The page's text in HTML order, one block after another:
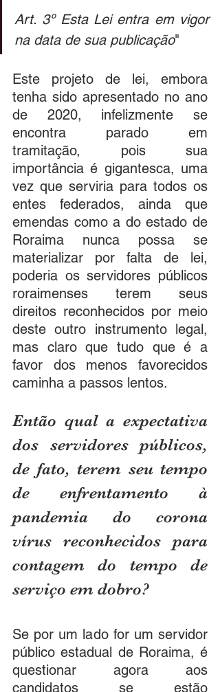
Art. 3º Esta Lei entra em vigor
na data de sua publicação"
Este projeto de lei, embora
tenha sido apresentado no ano
de 2020, infelizmente se
encontra parado em
tramitação, pois sua
importância é gigantesca, uma
vez que serviria para todos os
entes federados, ainda que
emendas como a do estado de
Roraima nunca possa se
materializar por falta de lei,
poderia os servidores públicos
roraimenses terem seus
direitos reconhecidos por meio
deste outro instrumento legal,
mas claro que tudo que é a
favor dos menos favorecidos
caminha a passos lentos.
Então qual a expectativa
dos servidores públicos,
de fato, terem seu tempo
de enfrentamento à
pandemia do corona
vírus reconhecidos para
contagem do tempo de
serviço em dobro?
Se por um lado for um servidor
público estadual de Roraima, é
questionar agora aos
candidatos se estão